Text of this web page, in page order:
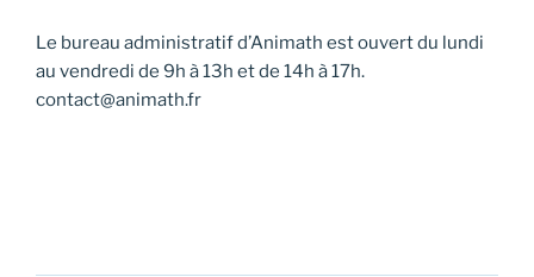
Le bureau administratif d’Animath est ouvert du lundi
au vendredi de 9h à 13h et de 14h à 17h.
contact@animath.fr